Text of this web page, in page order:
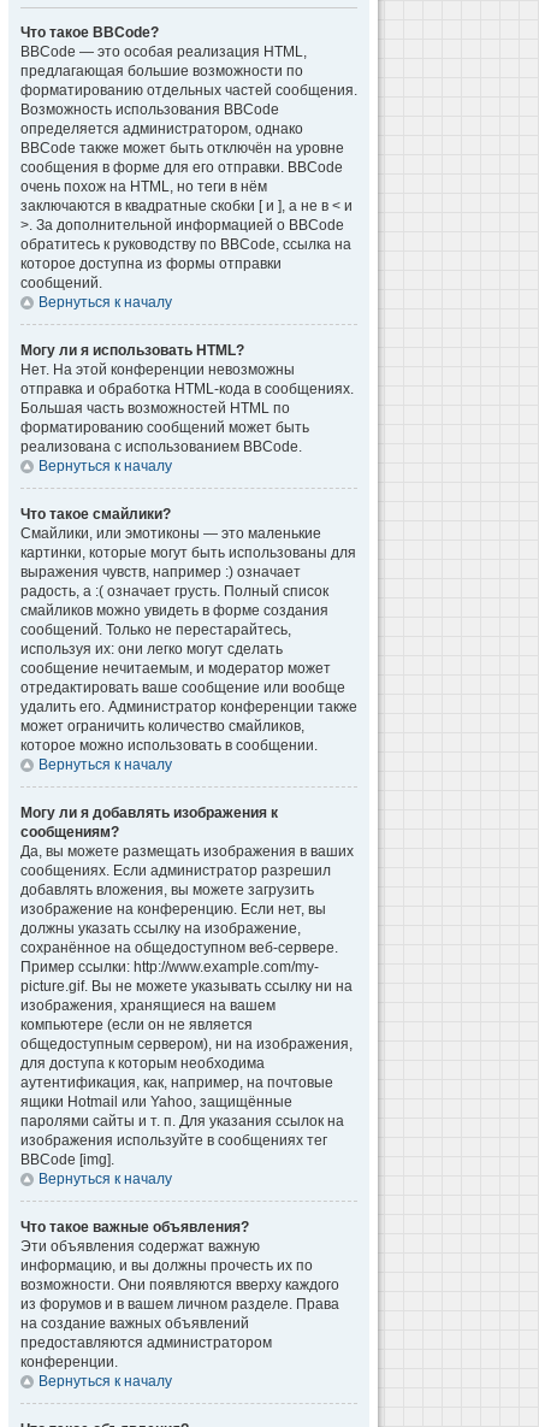
Что такое BBCode?
BBCode — это особая реализация HTML,
предлагающая большие возможности по
форматированию отдельных частей сообщения.
Возможность использования BBCode
определяется администратором, однако
BBCode также может быть отключён на уровне
сообщения в форме для его отправки. BBCode
очень похож на HTML, но теги в нём
заключаются в квадратные скобки [ и ], а не в < и
>. За дополнительной информацией о BBCode
обратитесь к руководству по BBCode, ссылка на
которое доступна из формы отправки
сообщений.
Вернуться к началу
Могу ли я использовать HTML?
Нет. На этой конференции невозможны
отправка и обработка HTML-кода в сообщениях.
Большая часть возможностей HTML по
форматированию сообщений может быть
реализована с использованием BBCode.
Вернуться к началу
Что такое смайлики?
Смайлики, или эмотиконы — это маленькие
картинки, которые могут быть использованы для
выражения чувств, например :) означает
радость, а :( означает грусть. Полный список
смайликов можно увидеть в форме создания
сообщений. Только не перестарайтесь,
используя их: они легко могут сделать
сообщение нечитаемым, и модератор может
отредактировать ваше сообщение или вообще
удалить его. Администратор конференции также
может ограничить количество смайликов,
которое можно использовать в сообщении.
Вернуться к началу
Могу ли я добавлять изображения к
сообщениям?
Да, вы можете размещать изображения в ваших
сообщениях. Если администратор разрешил
добавлять вложения, вы можете загрузить
изображение на конференцию. Если нет, вы
должны указать ссылку на изображение,
сохранённое на общедоступном веб-сервере.
Пример ссылки: http://www.example.com/my-
picture.gif. Вы не можете указывать ссылку ни на
изображения, хранящиеся на вашем
компьютере (если он не является
общедоступным сервером), ни на изображения,
для доступа к которым необходима
аутентификация, как, например, на почтовые
ящики Hotmail или Yahoo, защищённые
паролями сайты и т. п. Для указания ссылок на
изображения используйте в сообщениях тег
BBCode [img].
Вернуться к началу
Что такое важные объявления?
Эти объявления содержат важную
информацию, и вы должны прочесть их по
возможности. Они появляются вверху каждого
из форумов и в вашем личном разделе. Права
на создание важных объявлений
предоставляются администратором
конференции.
Вернуться к началу